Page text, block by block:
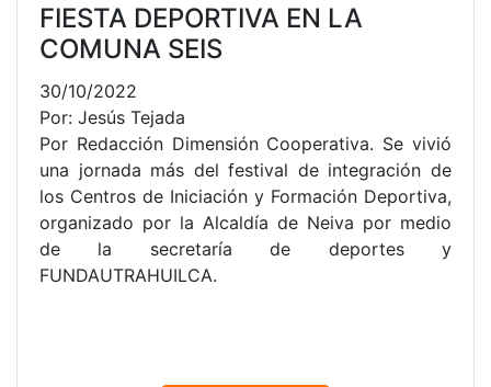
FIESTA DEPORTIVA EN LA
COMUNA SEIS
30/10/2022
Por: Jesús Tejada
Por Redacción Dimensión Cooperativa. Se vivió
una jornada más del festival de integración de
los Centros de Iniciación y Formación Deportiva,
organizado por la Alcaldía de Neiva por medio
de la secretaría de deportes y
FUNDAUTRAHUILCA.